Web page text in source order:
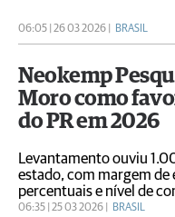
06:05 | 26 03 2026 | BRASIL
Neokemp
Moro como
do PR em 2026
Levantamento ouviu
estado, com margem de
percentuais e nível de
06:35 | 25 03 2026 | BRASIL